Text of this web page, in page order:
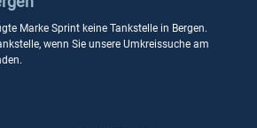
Marke Sprint keine Tankstelle in Bergen.
wenn Sie unsere Umkreissuche am